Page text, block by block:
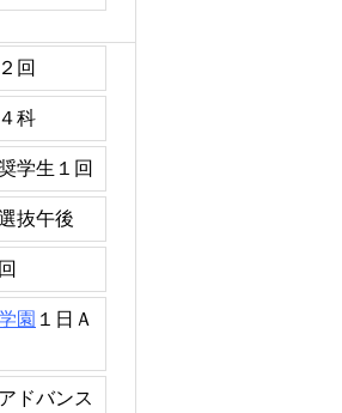
回
科
学生１回
抜午後
園 １日Ａ
ドバンス